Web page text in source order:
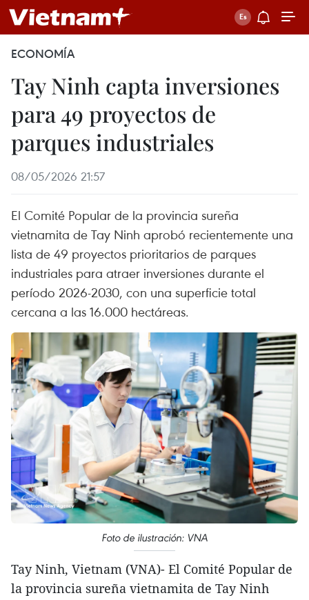
ECONOMÍA
Tay Ninh capta inversiones
para 49 proyectos de
parques industriales
08/05/2026 21:57
El Comité Popular de la provincia sureña
vietnamita de Tay Ninh aprobó recientemente una
lista de 49 proyectos prioritarios de parques
industriales para atraer inversiones durante el
período 2026-2030, con una superficie total
cercana a las 16.000 hectáreas.
Foto de ilustración: VNA
Tay Ninh, Vietnam (VNA)- El Comité Popular de
la provincia sureña vietnamita de Tay Ninh